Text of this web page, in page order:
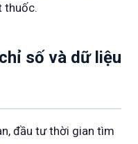
thuốc.
số và dữ liệu
đầu tư thời gian tìm